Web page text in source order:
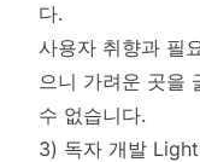
다.
사용자 취향과 필
으니 가려운 곳을
수 없습니다.
3) 독자 개발